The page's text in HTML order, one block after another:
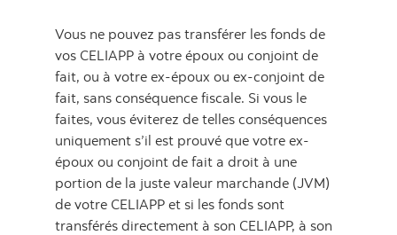
Vous ne pouvez pas transférer les fonds de
vos CELIAPP à votre époux ou conjoint de
fait, ou à votre ex-époux ou ex-conjoint de
fait, sans conséquence fiscale. Si vous le
faites, vous éviterez de telles conséquences
uniquement s’il est prouvé que votre ex-
époux ou conjoint de fait a droit à une
portion de la juste valeur marchande (JVM)
de votre CELIAPP et si les fonds sont
transférés directement à son CELIAPP, à son